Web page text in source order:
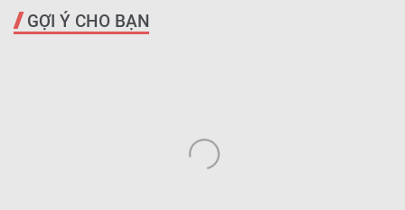
GỢI Ý CHO BẠN